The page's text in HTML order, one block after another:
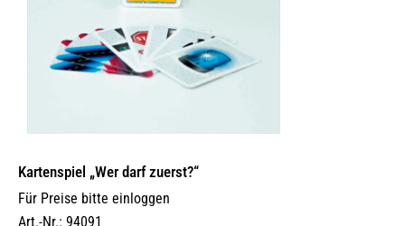
Kartenspiel „Wer darf zuerst?“
Für Preise bitte einloggen
Art.-Nr.: 94091